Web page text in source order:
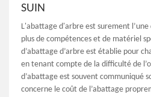
SUIN
L'abattage d'arbre est surement
plus de compétences et de matériel
d’abattage d’arbre est établie pour
en tenant compte de la difficulté de
d’abattage est souvent communiqué
concerne le coût de l’abattage